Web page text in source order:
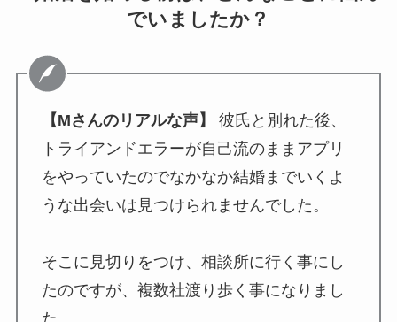
でいましたか？
【Mさんのリアルな声】
彼氏と別れた後、
トライアンドエラーが自己流のままアプリ
をやっていたのでなかなか結婚までいくよ
うな出会いは見つけられませんでした。
そこに見切りをつけ、相談所に行く事にし
たのですが、複数社渡り歩く事になりまし
た。